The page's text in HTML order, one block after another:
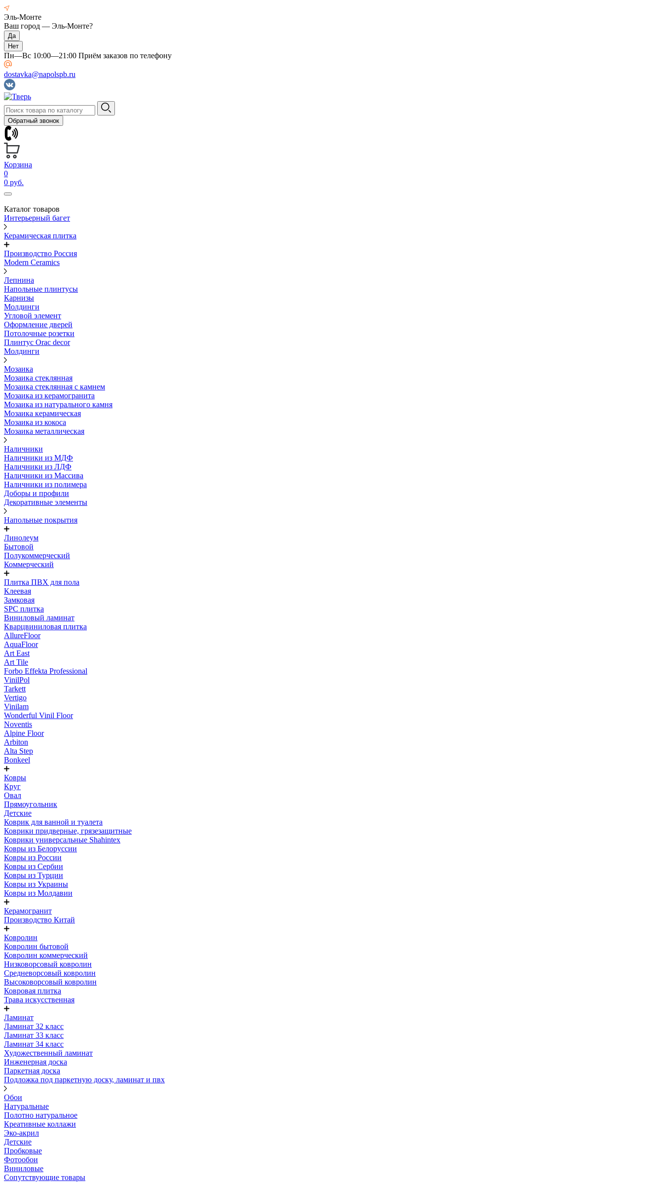
Эль-Монте
Ваш город — Эль-Монте?
Пн—Вс 10:00—21:00 Приём заказов по телефону
dostavka@napolspb.ru
Обратный звонок
Корзина
0
0 руб.
Каталог товаров
Интерьерный багет
Керамическая плитка
Производство Россия
Modern Ceramics
Лепнина
Напольные плинтусы
Карнизы
Молдинги
Угловой элемент
Оформление дверей
Потолочные розетки
Плинтус Orac decor
Молдинги
Мозаика
Мозаика стеклянная
Мозаика стеклянная с камнем
Мозаика из керамогранита
Мозаика из натурального камня
Мозаика керамическая
Мозаика из кокоса
Мозаика металлическая
Наличники
Наличники из МДФ
Наличники из ЛДФ
Наличники из Массива
Наличники из полимера
Доборы и профили
Декоративные элементы
Напольные покрытия
Линолеум
Бытовой
Полукоммерческий
Коммерческий
Плитка ПВХ для пола
Клеевая
Замковая
SPC плитка
Виниловый ламинат
Кварцвиниловая плитка
AllureFloor
AquaFloor
Art East
Art Tile
Forbo Effekta Professional
VinilPol
Tarkett
Vertigo
Vinilam
Wonderful Vinil Floor
Noventis
Alpine Floor
Arbiton
Alta Step
Bonkeel
Ковры
Круг
Овал
Прямоугольник
Детские
Коврик для ванной и туалета
Коврики придверные, грязезащитные
Коврики универсальные Shahintex
Ковры из Белоруссии
Ковры из России
Ковры из Сербии
Ковры из Турции
Ковры из Украины
Ковры из Молдавии
Керамогранит
Производство Китай
Ковролин
Ковролин бытовой
Ковролин коммерческий
Низковорсовый ковролин
Средневорсовый ковролин
Высоковорсовый ковролин
Ковровая плитка
Трава искусственная
Ламинат
Ламинат 32 класс
Ламинат 33 класс
Ламинат 34 класс
Художественный ламинат
Инженерная доска
Паркетная доска
Подложка под паркетную доску, ламинат и пвх
Обои
Натуральные
Полотно натуральное
Креативные коллажи
Эко-акрил
Детские
Пробковые
Фотообои
Виниловые
Сопутствующие товары